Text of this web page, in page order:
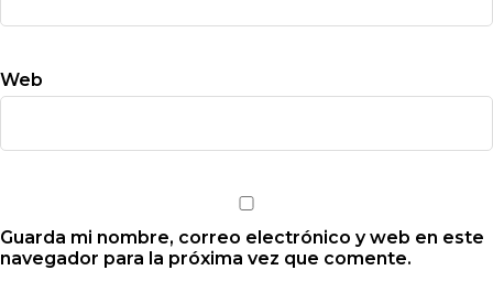
Web
Guarda mi nombre, correo electrónico y web en este
navegador para la próxima vez que comente.